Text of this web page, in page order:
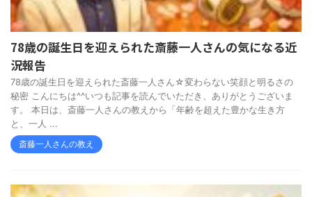
78歳の誕生日を迎えられた斎藤一人さんの気になる近
況報告
78歳の誕生日を迎えられた斎藤一人さん☆変わらない笑顔と明るさの
秘密 こんにちは^^いつも記事を読んでいただき、ありがとうございま
す。 本日は、斎藤一人さんの教えから「年齢を超えた豊かな生き方
と、一人 ...
斎藤一人さんの教え